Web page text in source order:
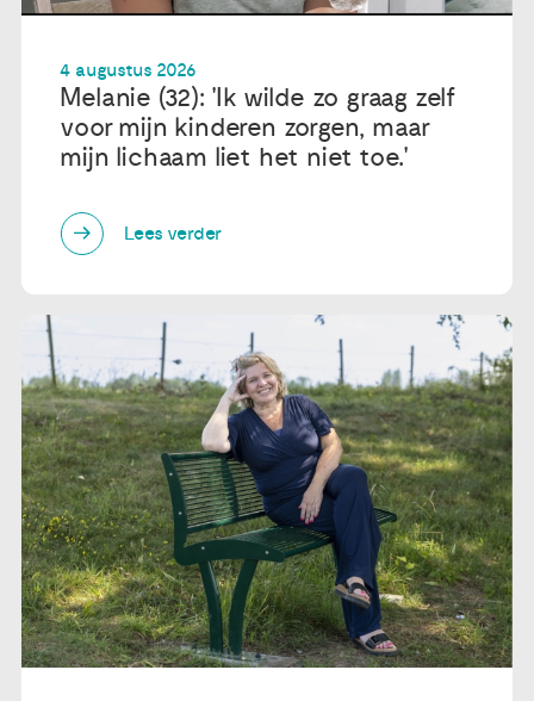
4 augustus 2026
Melanie (32): 'Ik wilde zo graag zelf
voor mijn kinderen zorgen, maar
mijn lichaam liet het niet toe.'
Lees verder